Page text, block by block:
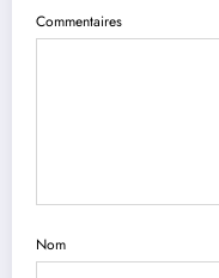
Commentaires
Nom